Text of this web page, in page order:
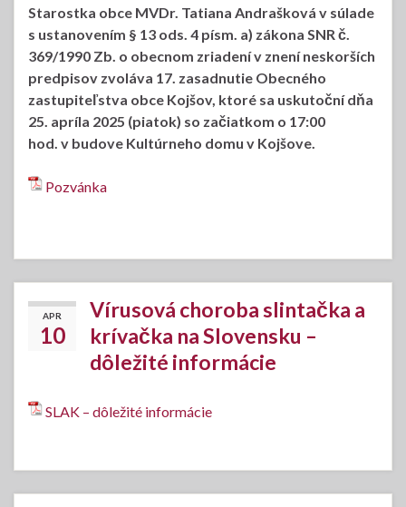
Starostka obce MVDr. Tatiana Andrašková v súlade
s ustanovením § 13 ods. 4 písm. a) zákona SNR č.
369/1990 Zb. o obecnom zriadení v znení neskorších
predpisov zvoláva 17. zasadnutie Obecného
zastupiteľstva obce Kojšov, ktoré sa uskutoční dňa
25. apríla 2025 (piatok) so začiatkom o 17:00
hod. v budove Kultúrneho domu v Kojšove.
Pozvánka
APR
10
Vírusová choroba slintačka a
krívačka na Slovensku –
dôležité informácie
SLAK – dôležité informácie